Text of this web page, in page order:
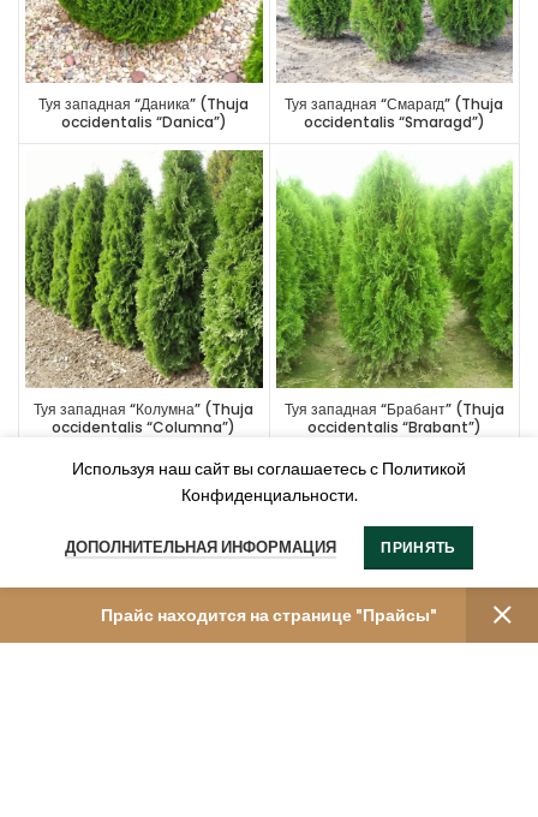
Туя западная “Даника” (Thuja
occidentalis “Danica”)
Туя западная “Смарагд” (Thuja
occidentalis “Smaragd”)
Туя западная “Колумна” (Thuja
occidentalis “Columna”)
Туя западная “Брабант” (Thuja
occidentalis “Brabant”)
Прайс находится на странице "Прайсы"
Используя наш сайт вы соглашаетесь с Политикой
Конфиденциальности.
ДОПОЛНИТЕЛЬНАЯ ИНФОРМАЦИЯ ПРИНЯТЬ